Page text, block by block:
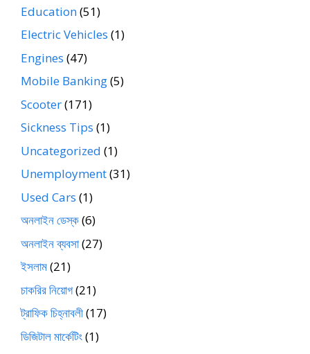
Education(51)
Electric Vehicles (1)
Engines (47)
Mobile Banking(5)
Scooter(171)
Sickness Tips (1)
Uncategorized (1)
Unemployment(31)
Used Cars (1)
অনলাইন ডেস্ক(6)
অনলাইন ব্যবসা(27)
ইসলাম(21)
চাকরির নিয়োগ(21)
ট্রাফিক চিহ্নাবলী(17)
ডিজিটাল মার্কেটিং(1)